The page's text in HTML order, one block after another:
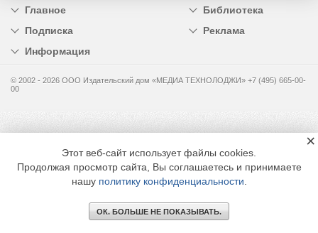
Главное
Библиотека
Подписка
Реклама
Информация
© 2002 - 2026 OOO Издательский дом «МЕДИА ТЕХНОЛОДЖИ» +7 (495) 665-00-
00
Этот веб-сайт использует файлы cookies.
Продолжая просмотр сайта, Вы соглашаетесь и принимаете
нашу политику конфиденциальности
ОК. БОЛЬШЕ НЕ ПОКАЗЫВАТЬ.
×